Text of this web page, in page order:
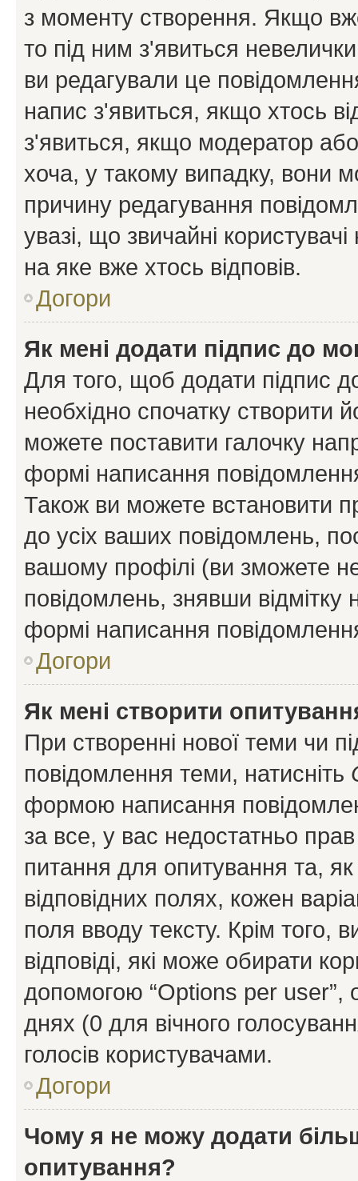
з моменту створення. Якщо
то під ним з'явиться
ви редагували це
напис з'явиться, якщо хтось
з'явиться, якщо модератор
хоча, у такому випадку, вони
причину редагування
увазі, що звичайні
на яке вже хтось відповів.
Догори
Як мені додати підпис до
Для того, щоб додати підпис
необхідно спочатку створити
можете поставити галочку
формі написання
Також ви можете встановити
до усіх ваших повідомлень,
вашому профілі (ви зможете
повідомлень, знявши відмітку
формі написання
Догори
Як мені створити
При створенні нової теми чи
повідомлення теми, натисніть
формою написання
за все, у вас недостатньо
питання для опитування та, як
відповідних полях, кожен
поля вводу тексту. Крім того,
відповіді, які може обирати
допомогою “Options per user”,
днях (0 для вічного
голосів користувачами.
Догори
Чому я не можу додати
опитування?